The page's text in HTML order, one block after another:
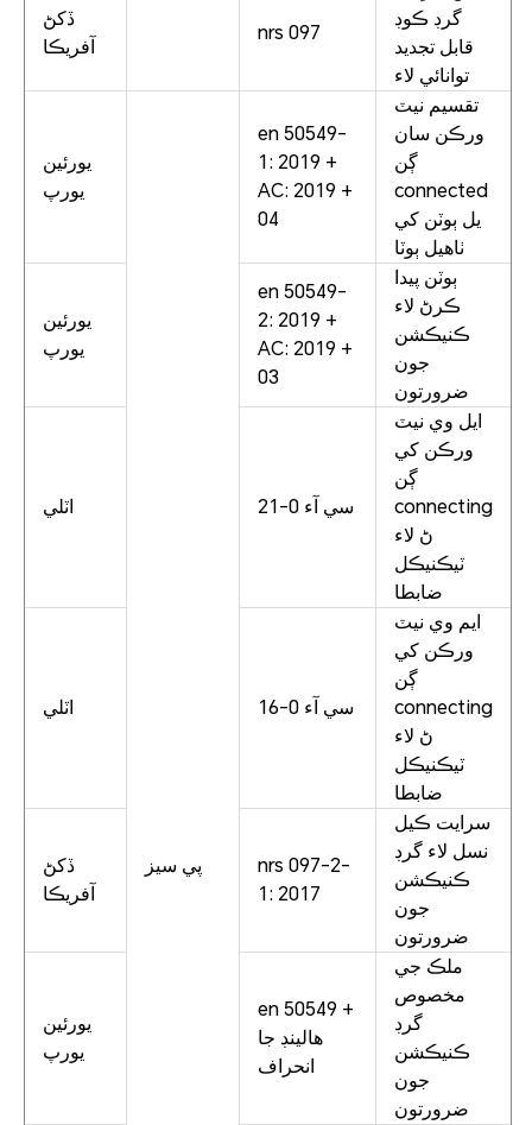
ڏکڻ
آفريڪا
nrs 097
گرڊ ڪوڊ
قابل تجديد
توانائي لاء
يورئين
يورپ
پي سيز
en 50549-
1: 2019 +
AC: 2019 +
04
تقسيم نيٽ
ورڪن سان
ڳن
connected
يل ٻوٽن کي
ٺاهيل ٻوٽا
يورئين
يورپ
en 50549-
2: 2019 +
AC: 2019 +
03
ٻوٽن پيدا
ڪرڻ لاء
ڪنيڪشن
جون
ضرورتون
اٽلي سي آء 0-21
ايل وي نيٽ
ورڪن کي
ڳن
connecting
ڻ لاء
ٽيڪنيڪل
ضابطا
اٽلي سي آء 0-16
ايم وي نيٽ
ورڪن کي
ڳن
connecting
ڻ لاء
ٽيڪنيڪل
ضابطا
ڏکڻ
آفريڪا
nrs 097-2-
1: 2017
سرايت ڪيل
نسل لاء گرڊ
ڪنيڪشن
جون
ضرورتون
يورئين
يورپ
en 50549 +
هالينڊ جا
انحراف
ملڪ جي
مخصوص
گرڊ
ڪنيڪشن
جون
ضرورتون